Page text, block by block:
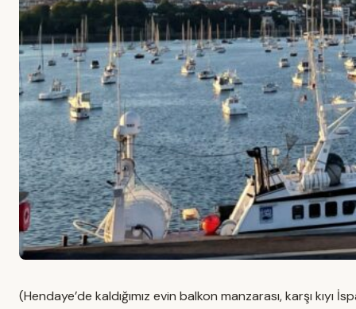
(Hendaye’de kaldığımız evin balkon manzarası, karşı kıyı